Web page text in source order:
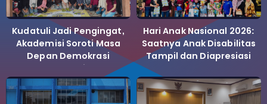
Kudatuli Jadi Pengingat,
Akademisi Soroti Masa
Depan Demokrasi
Indonesia
Hari Anak Nasional 2026:
Saatnya Anak Disabilitas
Tampil dan Diapresiasi